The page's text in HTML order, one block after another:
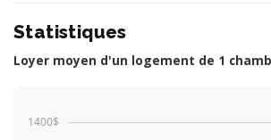
Statistiques
Loyer moyen d'un logement de 1
1400$